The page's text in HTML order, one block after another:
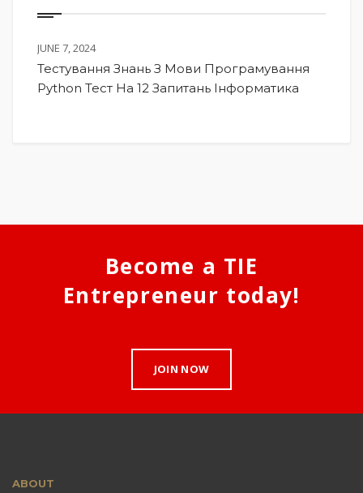
JUNE 7, 2024
Тестування Знань З Мови Програмування
Python Тест На 12 Запитань Інформатика
Become a TIE
Entrepreneur today!
JOIN NOW
ABOUT